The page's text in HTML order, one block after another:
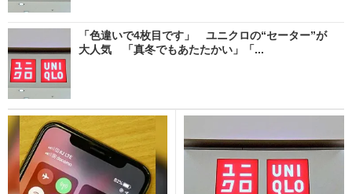
「色違いで4枚目です」 ユニクロの“セーター”が
大人気 「真冬でもあたたかい」「...